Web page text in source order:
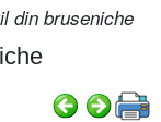
din bruseniche